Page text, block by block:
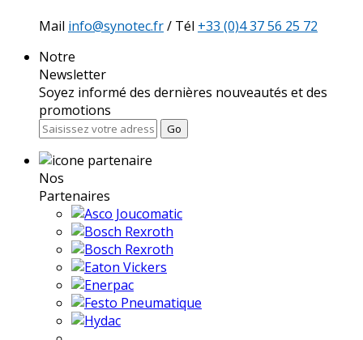
Mail info@synotec.fr/ Tél +33 (0)4 37 56 25 72
Notre
Newsletter
Soyez informé des dernières nouveautés et des
promotions
Go
Nos
Partenaires